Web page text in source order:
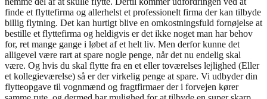
finde et flyttefirma og allerhelst et professionelt firma der kan tilbyde
billig flytning. Det kan hurtigt blive en omkostningsfuld fornøjelse at
bestille et flyttefirma og heldigvis er det ikke noget man har behov
for, ret mange gange i løbet af et helt liv. Men derfor kunne det
alligevel være rart at spare nogle penge, når det nu endelig skal
være. Og hvis du skal flytte fra en et eller toværelses lejlighed (Eller
et kollegieværelse) så er der virkelig penge at spare. Vi udbyder din
flytteopgave til vognmænd og fragtfirmaer der i forvejen kører